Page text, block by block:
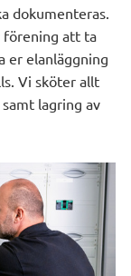
dokumenteras.
förening att ta
er elanläggning
Vi sköter allt
lagring av